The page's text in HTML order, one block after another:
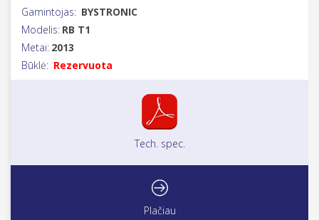
Gamintojas: BYSTRONIC
Modelis: RB T1
Metai: 2013
Būklė: Rezervuota
Tech. spec.
Plačiau